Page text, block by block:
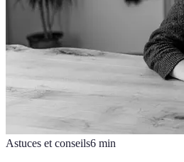
Astuces et conseils6 min